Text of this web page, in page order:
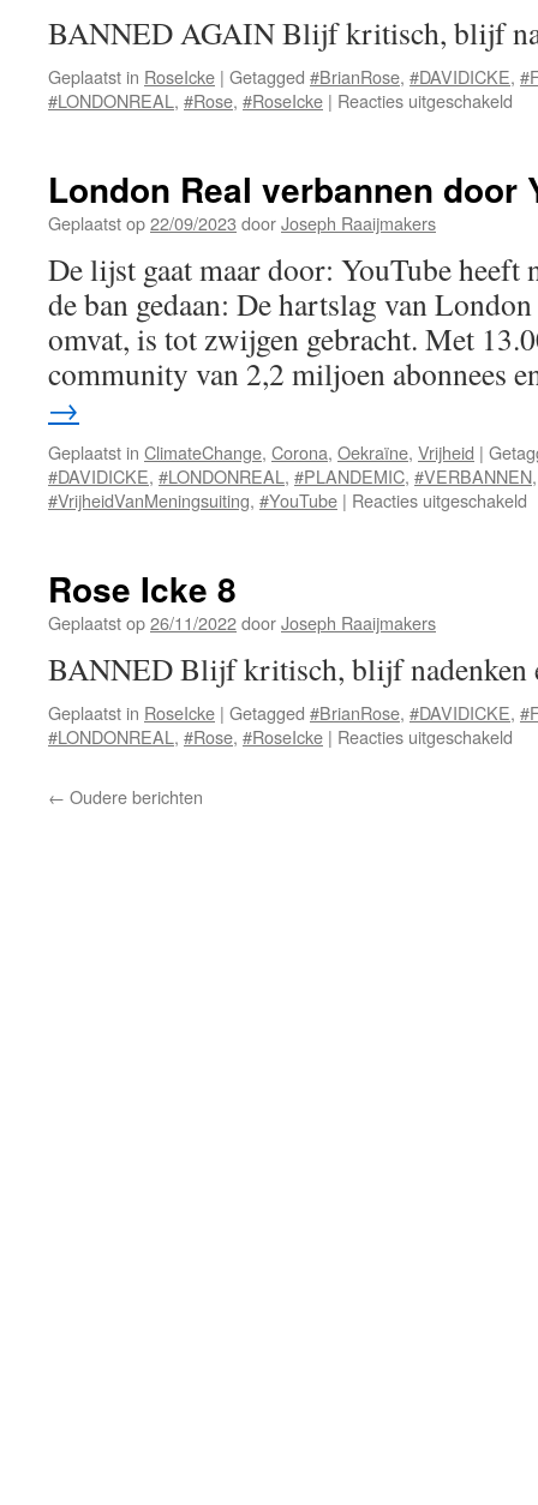
BANNED AGAIN Blijf kritisch, blijf
Geplaatst in RoseIcke | Getagged #BrianRose, #DAVIDICKE,
#LONDONREAL , #Rose, #RoseIcke | Reacties uitgeschakeld
London Real verbannen door
Geplaatst op22/09/2023 doorJoseph Raaijmakers
De lijst gaat maar door: YouTube
de ban gedaan: De hartslag van
omvat, is tot zwijgen gebracht. Met
community van 2,2 miljoen abonnees
→
Geplaatst in ClimateChange, Corona, Oekraïne, Vrijheid |
#DAVIDICKE, #LONDONREAL , #PLANDEMIC, #VERBANNEN
#VrijheidVanMeningsuiting, #YouTube | Reacties uitgeschakeld
Rose Icke 8
Geplaatst op26/11/2022doorJoseph Raaijmakers
BANNED Blijf kritisch, blijf
Geplaatst in RoseIcke | Getagged #BrianRose, #DAVIDICKE,
#LONDONREAL , #Rose, #RoseIcke | Reacties uitgeschakeld
← Oudere berichten